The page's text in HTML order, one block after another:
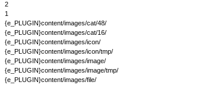
2
1
{e_PLUGIN}content/images/cat/48/
{e_PLUGIN}content/images/cat/16/
{e_PLUGIN}content/images/icon/
{e_PLUGIN}content/images/icon/tmp/
{e_PLUGIN}content/images/image/
{e_PLUGIN}content/images/image/tmp/
{e_PLUGIN}content/images/file/